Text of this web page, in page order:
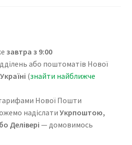
завтра з 9:00
або поштоматів Нової
(знайти найближче
Нової Пошти
надіслати Укрпоштою,
Делівері — домовимось